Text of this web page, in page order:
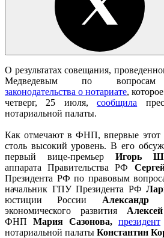
О результатах совещания,
Медведевым по
законодательства о нотариате,
четверг, 25 июля,сообщила
нотариальной палаты.
Как отмечают в ФНП, впервые этот
столь высокий уровень. В его
первый вице-премьер Игорь
аппарата Правительства РФ
Президента РФ по правовым
начальник ГПУ Президента РФ
юстиции России Александр
экономического развития
ФНП Мария Сазонова, президент
нотариальной палаты Константин